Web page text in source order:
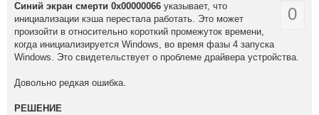
0
Синий экран смерти 0x00000066 указывает, что
инициализации кэша перестала работать. Это может
произойти в относительно короткий промежуток времени,
когда инициализируется Windows, во время фазы 4 запуска
Windows. Это свидетельствует о проблеме драйвера устройства.
Довольно редкая ошибка.
РЕШЕНИЕ